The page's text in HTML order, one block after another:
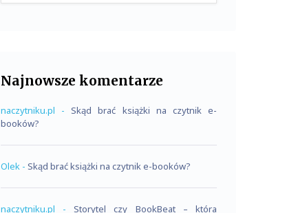
Najnowsze komentarze
naczytniku.pl - Skąd brać książki na czytnik e-
booków?
Olek - Skąd brać książki na czytnik e-booków?
naczytniku.pl - Storytel czy BookBeat – która